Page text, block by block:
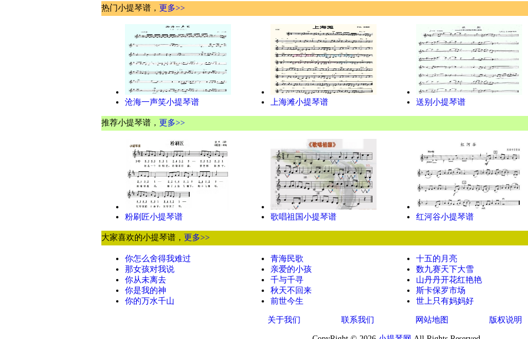
热门小提琴谱， 更多>>
沧海一声笑小提琴谱 上海滩小提琴谱 送别小提琴谱
推荐小提琴谱， 更多>>
粉刷匠小提琴谱 歌唱祖国小提琴谱 红河谷小提琴谱
大家喜欢的小提琴谱， 更多>>
你怎么舍得我难过
那女孩对我说
你从未离去
你是我的神
你的万水千山
青海民歌
亲爱的小孩
千与千寻
秋天不回来
前世今生
十五的月亮
数九赛天下大雪
山丹丹开花红艳艳
斯卡保罗市场
世上只有妈妈好
关于我们 联系我们 网站地图 版权说明